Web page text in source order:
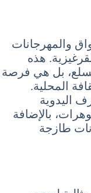
والمهرجانات
هذه
بل هي فرصة
المحلية.
اليدوية
بالإضافة
طازجة